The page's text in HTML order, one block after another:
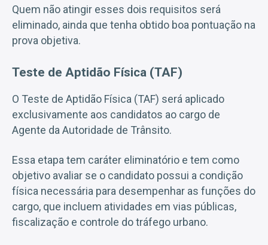
Quem não atingir esses dois requisitos será
eliminado, ainda que tenha obtido boa pontuação na
prova objetiva.
Teste de Aptidão Física (TAF)
O Teste de Aptidão Física (TAF) será aplicado
exclusivamente aos candidatos ao cargo de
Agente da Autoridade de Trânsito.
Essa etapa tem caráter eliminatório e tem como
objetivo avaliar se o candidato possui a condição
física necessária para desempenhar as funções do
cargo, que incluem atividades em vias públicas,
fiscalização e controle do tráfego urbano.